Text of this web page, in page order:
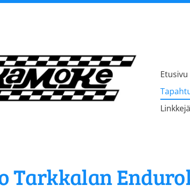
Moottorikerho
Etusivu
Linkkejä
Tarkkalan